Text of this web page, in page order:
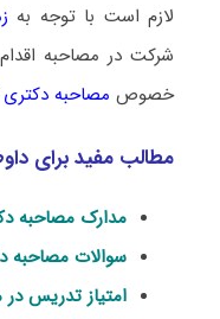
لازم است با توجه به
شرکت در مصاحبه
خصوص مصاحبه
مطالب مفید برای
مدارک مصاحبه
سوالات مصاحبه
امتیاز تدریس